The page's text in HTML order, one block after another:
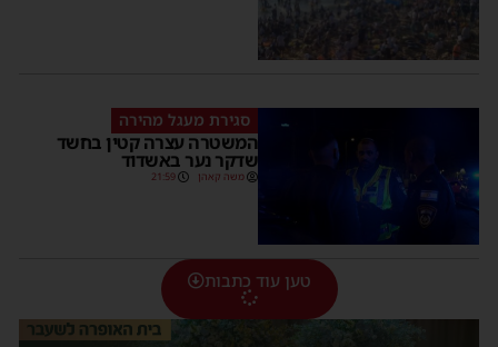
סגירת מעגל מהירה
המשטרה עצרה קטין בחשד
שדקר נער באשדוד
משה קאהן 21:59
טען עוד כתבות